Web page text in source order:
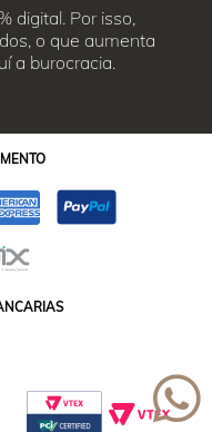
digital. Por isso,
o que aumenta
a burocracia.